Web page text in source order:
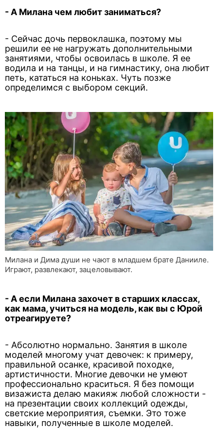
- А Милана чем любит заниматься?
- Сейчас дочь первоклашка, поэтому мы
решили ее не нагружать дополнительными
занятиями, чтобы освоилась в школе. Я ее
водила и на танцы, и на гимнастику, она любит
петь, кататься на коньках. Чуть позже
определимся с выбором секций.
Милана и Дима души не чают в младшем брате Данииле.
Играют, развлекают, зацеловывают.
- А если Милана захочет в старших классах,
как мама, учиться на модель, как вы с Юрой
отреагируете?
- Абсолютно нормально. Занятия в школе
моделей многому учат девочек: к примеру,
правильной осанке, красивой походке,
артистичности. Многие девочки не умеют
профессионально краситься. Я без помощи
визажиста делаю макияж любой сложности -
на презентации своих коллекций одежды,
светские мероприятия, съемки. Это тоже
навыки, полученные в школе моделей.